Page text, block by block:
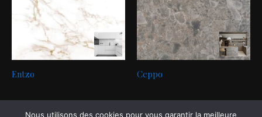
Entzo Ceppo
Nous utilisons des cookies pour vous garantir la meilleure